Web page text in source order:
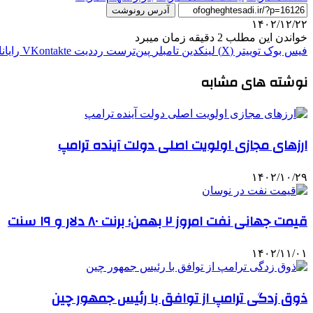
آدرس رونوشت
۱۴۰۲/۱۲/۲۲
خواندن این مطلب 2 دقیقه زمان میبرد
فیس بوک توییتر (X) لینکدین ‫تامبلر ‫پین‌ترست ‫رددیت ‫VKontakte
نوشته های مشابه
ارزهای مجازی اولویت اصلی دولت آینده ترامپ
۱۴۰۲/۱۰/۲۹
قیمت جهانی نفت امروز ۲ بهمن؛ برنت ۸۰ دلار و ۱۹ سنت
۱۴۰۲/۱۱/۰۱
ذوق زدگی ترامپ از توافق با رئیس جمهور چین